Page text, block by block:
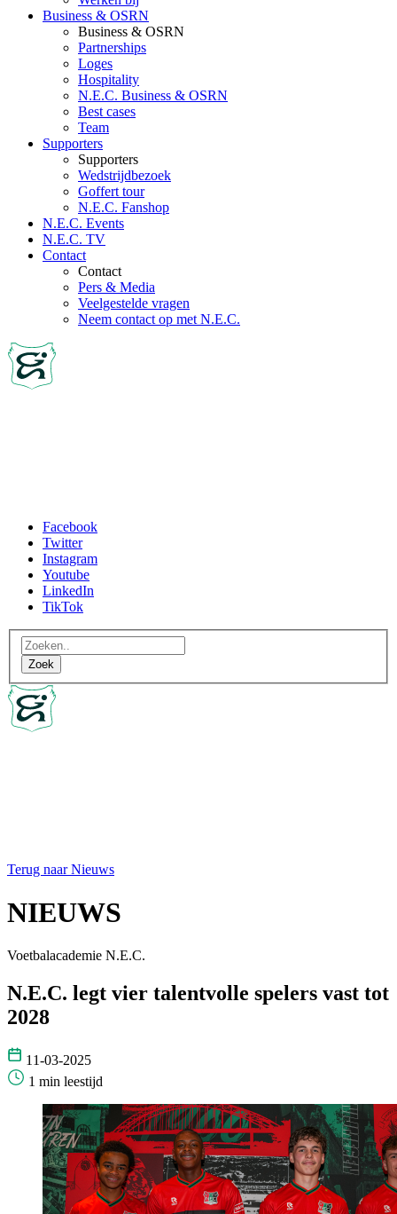
Business & OSRN
Business & OSRN
Partnerships
Loges
Hospitality
N.E.C. Business & OSRN
Best cases
Team
Supporters
Supporters
Wedstrijdbezoek
Goffert tour
N.E.C. Fanshop
N.E.C. Events
N.E.C. TV
Contact
Contact
Pers & Media
Veelgestelde vragen
Neem contact op met N.E.C.
Facebook
Twitter
Instagram
Youtube
LinkedIn
TikTok
Terug naar Nieuws
NIEUWS
Voetbalacademie N.E.C.
N.E.C. legt vier talentvolle spelers vast tot
2028
11-03-2025
1 min leestijd